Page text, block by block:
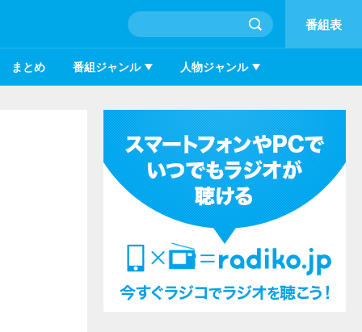
番組表
まとめ 番組ジャンル 人物ジャンル